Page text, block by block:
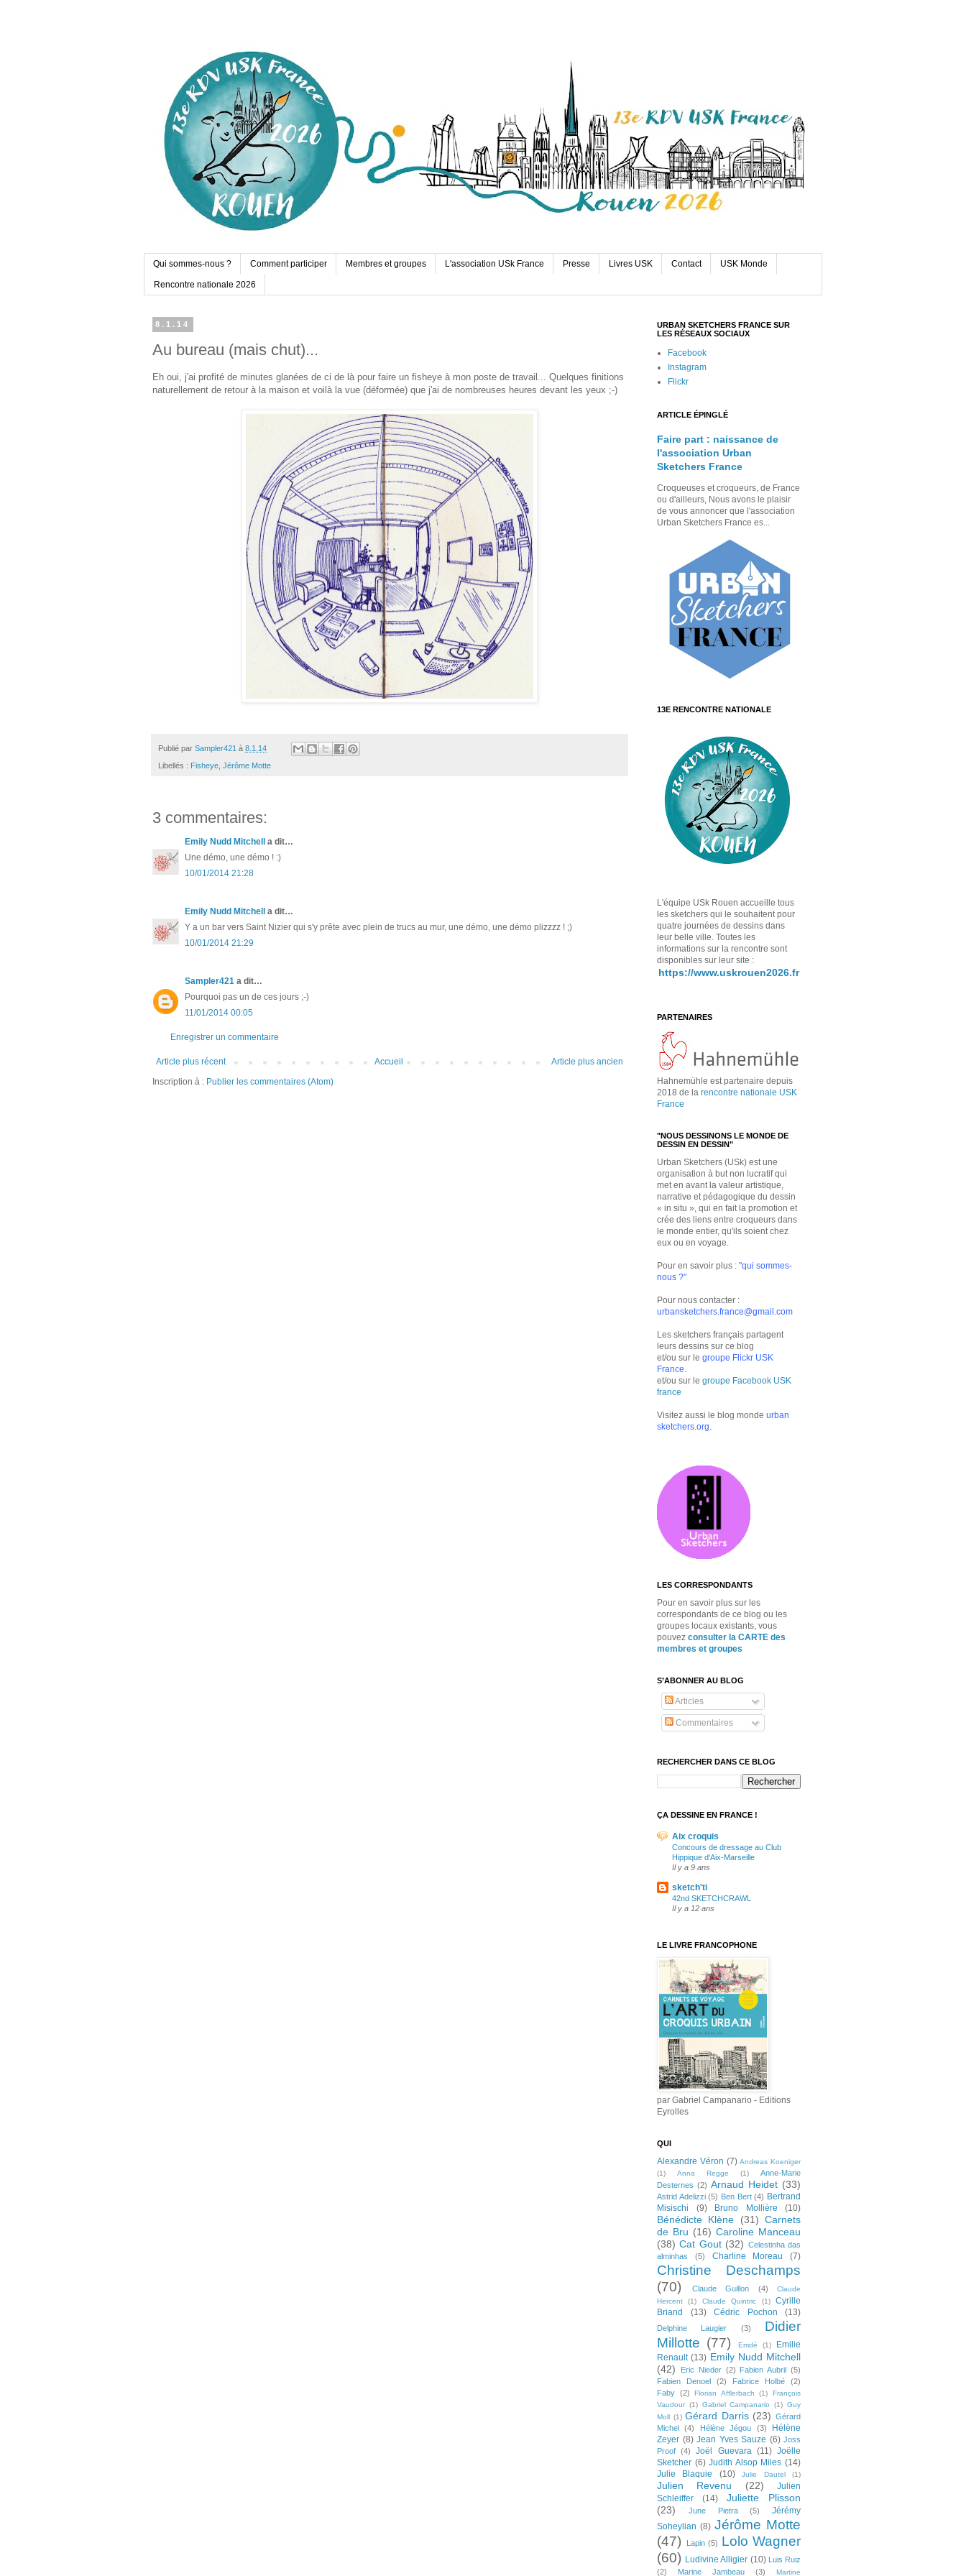
Qui sommes-nous ? Comment participer Membres et groupes L'association USk France Presse Livres USK Contact USK Monde
Rencontre nationale 2026
8.1.14
Au bureau (mais chut)...
Eh oui, j'ai profité de minutes glanées de ci de là pour faire un fisheye à mon poste de travail... Quelques finitions
naturellement de retour à la maison et voilà la vue (déformée) que j'ai de nombreuses heures devant les yeux ;-)
Publié par Sampler421 à 8.1.14
Libellés : Fisheye Jérôme Motte
3 commentaires:
Emily Nudd Mitchell a dit…
Une démo, une démo ! :)
10/01/2014 21:28
Emily Nudd Mitchell a dit…
Y a un bar vers Saint Nizier qui s'y prête avec plein de trucs au mur, une démo, une démo plizzzz ! ;)
10/01/2014 21:29
Sampler421 a dit…
Pourquoi pas un de ces jours ;-)
11/01/2014 00:05
Enregistrer un commentaire
Article plus récent Article plus ancien
Accueil
Inscription à : Publier les commentaires (Atom)
URBAN SKETCHERS FRANCE SUR
LES RÉSEAUX SOCIAUX
Facebook
Instagram
Flickr
ARTICLE ÉPINGLÉ
Faire part : naissance de
l'association Urban
Sketchers France
Croqueuses et croqueurs, de France
ou d'ailleurs, Nous avons le plaisir
de vous annoncer que l'association
Urban Sketchers France es...
13E RENCONTRE NATIONALE
L'équipe USk Rouen accueille tous
les sketchers qui le souhaitent pour
quatre journées de dessins dans
leur belle ville. Toutes les
informations sur la rencontre sont
disponibles sur leur site :
https://www.uskrouen2026.fr
PARTENAIRES
Hahnemühle est partenaire depuis
2018 de la rencontre nationale USK
France
"NOUS DESSINONS LE MONDE DE
DESSIN EN DESSIN"
Urban Sketchers (USk) est une
organisation à but non lucratif qui
met en avant la valeur artistique,
narrative et pédagogique du dessin
« in situ », qui en fait la promotion et
crée des liens entre croqueurs dans
le monde entier, qu'ils soient chez
eux ou en voyage.
Pour en savoir plus : "qui sommes-
nous ?"
Pour nous contacter :
urbansketchers.france@gmail.com
Les sketchers français partagent
leurs dessins sur ce blog
et/ou sur le groupe Flickr USK
France
et/ou sur le groupe Facebook USK
france
Visitez aussi le blog monde urban
sketchers.org
LES CORRESPONDANTS
Pour en savoir plus sur les
correspondants de ce blog ou les
groupes locaux existants, vous
pouvez consulter la CARTE des
membres et groupes
S’ABONNER AU BLOG
Articles
Commentaires
RECHERCHER DANS CE BLOG
ÇA DESSINE EN FRANCE !
Aix croquis
Concours de dressage au Club
Hippique d'Aix-Marseille
Il y a 9 ans
sketch'ti
42nd SKETCHCRAWL
Il y a 12 ans
LE LIVRE FRANCOPHONE
par Gabriel Campanario - Editions
Eyrolles
QUI
Alexandre Véron (7) Andreas Koeniger
(1)
Anna Regge (1)
Anne-Marie
Desternes (2) Arnaud Heidet (33)
Astrid Adelizzi (5) Ben Bert (4) Bertrand
Misischi
(9) Bruno Mollière (10)
Bénédicte Klène (31) Carnets
de Bru (16) Caroline Manceau
(38) Cat Gout (32) Celestinha das
alminhas
(5) Charline Moreau (7)
Christine Deschamps
(70)
Claude Guillon (4)
Claude
Hercent
(1) Claude Quintric (1)
Cyrille
Briand
(13) Cédric Pochon (13)
Delphine Laugier (3)
Didier
Millotte (77) Emdé (1)
Emilie
Renault (13) Emily Nudd Mitchell
(42)
Eric Nieder (2) Fabien Aubril (5)
Fabien Denoel
(2) Fabrice Holbé
(2)
Faby (2) Florian Afflerbach (1)
François
Vaudour (1) Gabriel Campanario (1) Guy
Moll (1) Gérard Darris (23) Gérard
Michel
(4) Hélène Jégou (3)
Hélène
Zeyer (8) Jean Yves Sauze (6) Joss
Proof
(4) Joël Guevara (11) Joëlle
Sketcher (6) Judith Alsop Miles (14)
Julie Blaquie
(10) Julie Dautel (1)
Julien Revenu (22)
Julien
Schleiffer
(14)
Juliette Plisson
(23)
June Pietra (5)
Jérémy
Soheylian (8) Jérôme Motte
(47)
Lapin (5) Lolo Wagner
(60) Ludivine Alligier (10) Luis Ruiz
(2)
Marine Jambeau (3) Martine